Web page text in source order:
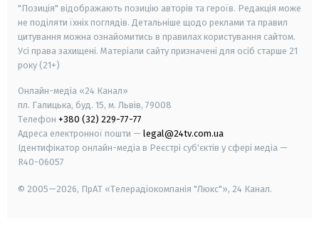
"Позиція" відображають позицію авторів та героїв. Редакція може
не поділяти їхніх поглядів. Детальніше щодо реклами та правил
цитування можна ознайомитись в правилах користування сайтом.
Усі права захищені. Матеріали сайту призначені для осіб старше 21
року (21+)
Онлайн-медіа «24 Канал»
пл. Галицька, буд. 15, м. Львів, 79008
Телефон +380 (32) 229-77-77
Адреса електронної пошти — legal@24tv.com.ua
Ідентифікатор онлайн-медіа в Реєстрі суб'єктів у сфері медіа —
R40-06057
© 2005—2026, ПрАТ «Телерадіокомпанія "Люкс"», 24 Канал.